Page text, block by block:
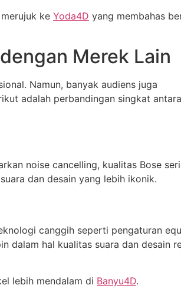
ke Yoda4D yang membahas
Merek Lain
Namun, banyak audiens juga
adalah perbandingan singkat
noise cancelling, kualitas Bose
dan desain yang lebih ikonik.
canggih seperti pengaturan
dalam hal kualitas suara dan desain
lebih mendalam di Banyu4D.